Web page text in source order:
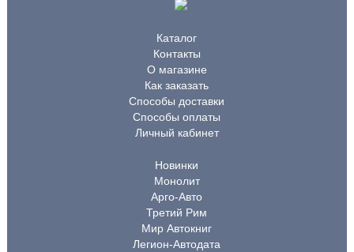
Каталог
Контакты
О магазине
Как заказать
Способы доставки
Способы оплаты
Личный кабинет
Новинки
Монолит
Арго-Авто
Третий Рим
Мир Автокниг
Легион-Автодата